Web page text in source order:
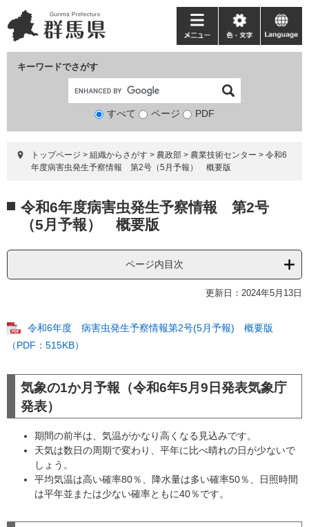
ー
ジ
ニ
ュ
て
キーワードでさがす
検
象
すべて ページ PDF
メ
ニ
ー
色・
文
language
トップページ > 組織からさがす > 農政部 > 農業技術センター > 令和6
年度病害虫発生予察情報 第2号（5月予報） 概要版
文 令和6年度病害虫発生予察情報 第2号
（5月予報） 概要版
ページ内目次
更新日：2024年5月13日
令和6年度 病害虫発生予察情報第2号(5月予報) 概要版
（PDF：515KB）
気象の1か月予報（令和6年5月9日発表気象庁
発表）
期間の前半は、気温がかなり高くなる見込みです。
天気は数日の周期で変わり、平年に比べ晴れの日が少ないで
しょう。
平均気温は高い確率80％、降水量は多い確率50％、日照時間
は平年並または少ない確率ともに40％です。